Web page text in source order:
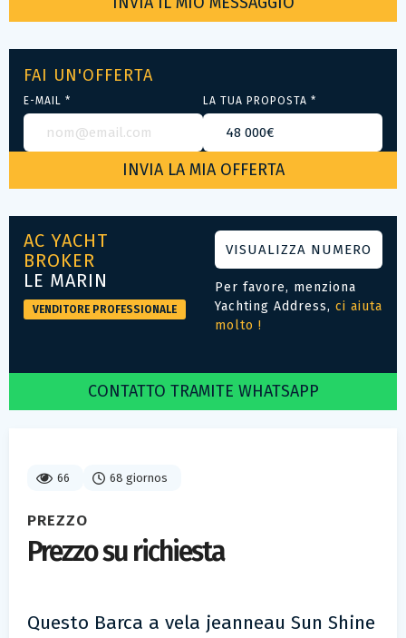
66 68 giornos
PREZZO
Prezzo su richiesta
Questo Barca a vela jeanneau Sun Shine
FAI UN'OFFERTA
E-MAIL * LA TUA PROPOSTA *
AC YACHT
BROKER
LE MARIN
VENDITORE PROFESSIONALE
VISUALIZZA NUMERO
Per favore, menziona
Yachting Address, ci aiuta
molto !
CONTATTO TRAMITE WHATSAPP